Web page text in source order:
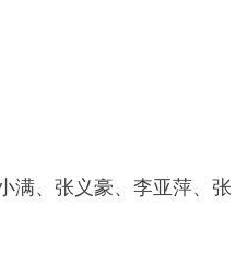
、张义豪、李亚萍、张